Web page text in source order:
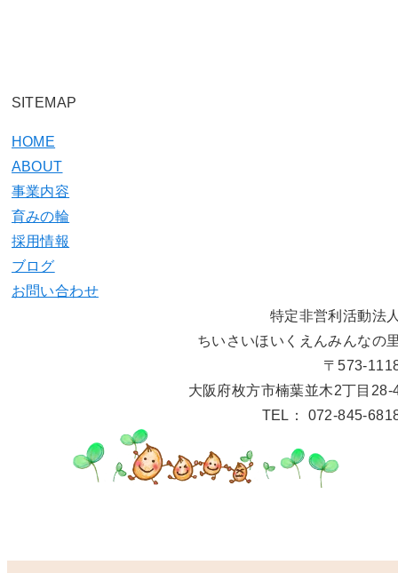
SITEMAP
HOME
ABOUT
事業内容
育みの輪
採用情報
ブログ
お問い合わせ
特定非営利活動法
ちいさいほいくえんみんなの
〒573-
大阪府枚方市楠葉並木2丁目28-
TEL： 072-845-